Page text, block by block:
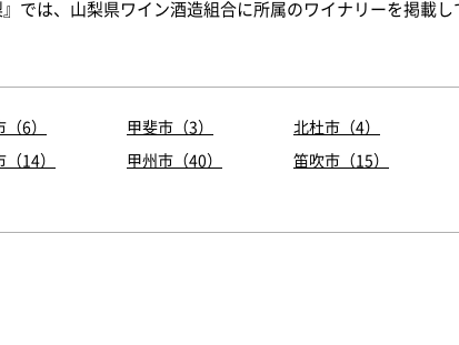
』では、山梨県ワイン酒造組合に所属のワイナリーを掲載
6） 甲斐市（3）
北杜市（4）
14） 甲州市（40）
笛吹市（15）